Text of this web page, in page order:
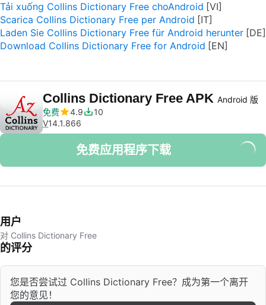
Tải xuống Collins Dictionary Free choAndroid
Scarica Collins Dictionary Free per Android
Laden Sie Collins Dictionary Free für Android herunter
Download Collins Dictionary Free for Android
Collins Dictionary Free APK Android 版
免费
4.9
10
V14.1.866
免费应用程序下载
用户
对 Collins Dictionary Free
的评分
您是否尝试过 Collins Dictionary Free？成为第一个离开
您的意见！